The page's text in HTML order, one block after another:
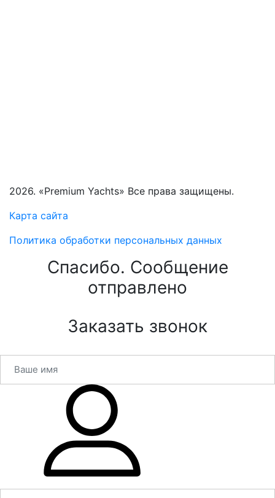
2026. «Premium Yachts» Все права защищены.
Карта сайта
Политика обработки персональных данных
Спасибо. Сообщение
отправлено
Заказать звонок